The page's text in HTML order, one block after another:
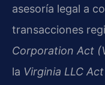
asesoría legal a
transacciones
Corporation Act
la Virginia LLC